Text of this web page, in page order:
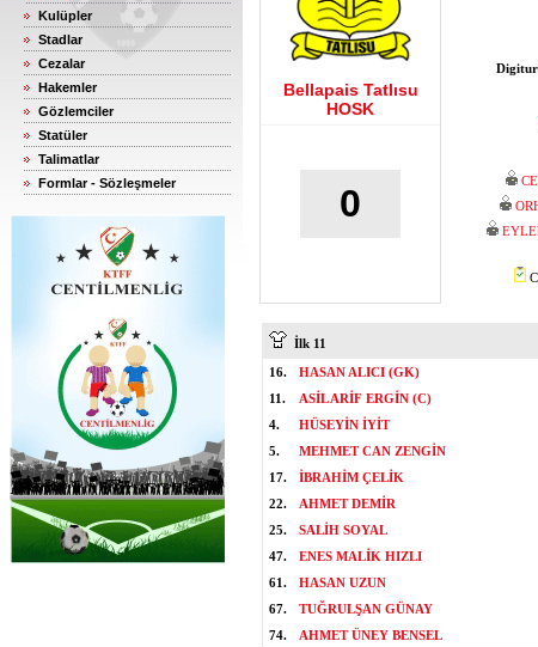
Kulüpler
Stadlar
Cezalar
Hakemler
Gözlemciler
Statüler
Talimatlar
Formlar - Sözleşmeler
Bellapais Tatlısu
HOSK
0
İlk 11
16.
HASAN ALICI (GK)
11.
ASİL ARİF ERGİN (C)
4.
HÜSEYİN İYİT
5.
MEHMET CAN ZENGİN
17.
İBRAHİM ÇELİK
22.
AHMET DEMİR
25.
SALİH SOYAL
47.
ENES MALİK HIZLI
61.
HASAN UZUN
67.
TUĞRULŞAN GÜNAY
74.
AHMET ÜNEY BENSEL